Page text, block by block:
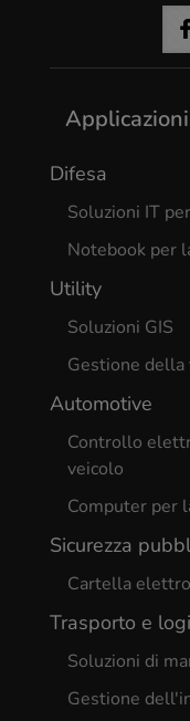
Difesa
Soluzioni IT
Notebook per
Utility
Soluzioni GIS
Gestione
Automotive
Controllo
veicolo
Computer per
Sicurezza
Cartella
Trasporto e
Soluzioni di
Gestione